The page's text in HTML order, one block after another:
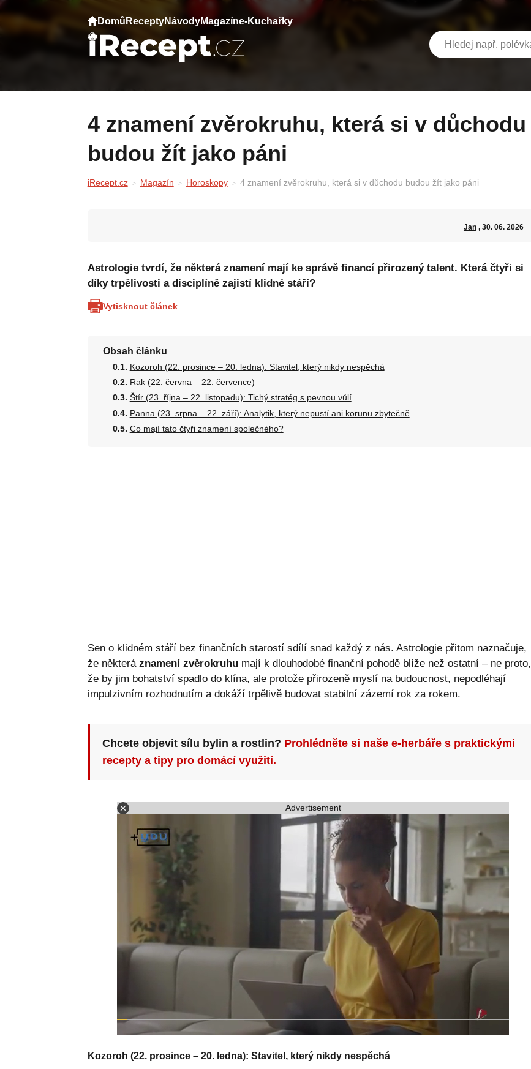
Domů ReceptyNávodyMagazíne-Kuchařky
4 znamení zvěrokruhu, která si v důchodu
budou žít jako páni
iRecept.cz Magazín Horoskopy 4 znamení zvěrokruhu, která si v důchodu budou žít jako páni
Jan, 30. 06. 2026
Astrologie tvrdí, že některá znamení mají ke správě financí přirozený talent. Která čtyři si
díky trpělivosti a disciplíně zajistí klidné stáří?
Vytisknout článek
Obsah článku
Kozoroh (22. prosince – 20. ledna): Stavitel, který nikdy nespěchá
Rak (22. června – 22. července)
Štír (23. října – 22. listopadu): Tichý stratég s pevnou vůlí
Panna (23. srpna – 22. září): Analytik, který nepustí ani korunu zbytečně
Co mají tato čtyři znamení společného?
Sen o klidném stáří bez finančních starostí sdílí snad každý z nás. Astrologie přitom naznačuje,
že některá znamení zvěrokruhumají k dlouhodobé finanční pohodě blíže než ostatní – ne proto,
že by jim bohatství spadlo do klína, ale protože přirozeně myslí na budoucnost, nepodléhají
impulzivním rozhodnutím a dokáží trpělivě budovat stabilní zázemí rok za rokem.
Chcete objevit sílu bylin a rostlin? Prohlédněte si naše e-herbáře s praktickými
recepty a tipy pro domácí využití.
Advertisement
Kozoroh (22. prosince – 20. ledna): Stavitel, který nikdy nespěchá